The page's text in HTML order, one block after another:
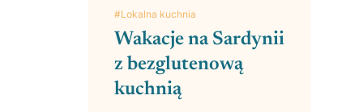
#Lokalna kuchnia
Wakacje na Sardynii
z bezglutenową
kuchnią